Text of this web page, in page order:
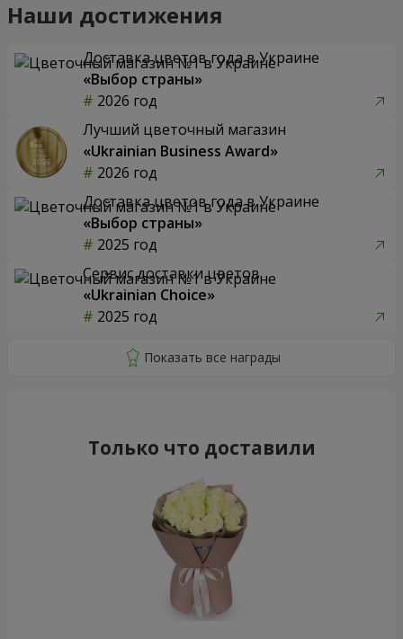
Наши достижения
Доставка цветов года в Украине
«Выбор страны»
2026 год
Лучший цветочный магазин
«Ukrainian Business Award»
2026 год
Доставка цветов года в Украине
«Выбор страны»
2025 год
Сервис доставки цветов
«Ukrainian Choice»
2025 год
Только что доставили